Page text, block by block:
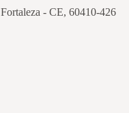
- CE, 60410-426